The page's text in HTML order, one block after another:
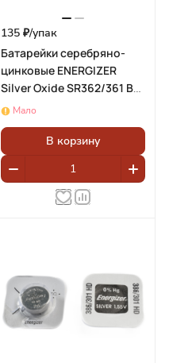
135 ₽/упак
Батарейки серебряно-
цинковые ENERGIZER
Silver Oxide SR362/361 BL1
- (блистер 1шт)
Мало
В корзину